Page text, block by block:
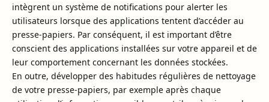
intègrent un système de notifications pour alerter les
utilisateurs lorsque des applications tentent d’accéder au
presse-papiers. Par conséquent, il est important d’être
conscient des applications installées sur votre appareil et de
leur comportement concernant les données stockées.
En outre, développer des habitudes régulières de nettoyage
de votre presse-papiers, par exemple après chaque